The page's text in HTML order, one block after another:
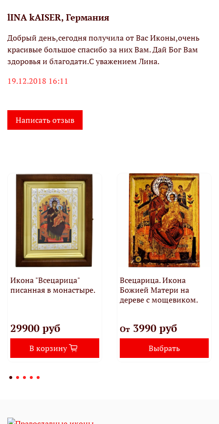
lINA kAISER, Германия
Добрый день,сегодня получила от Вас Иконы,очень
красивые большое спасибо за них Вам. Дай Бог Вам
здоровья и благодати.С уважением Лина.
19.12.2018 16:11
Написать отзыв
Икона "Всецарица"
писанная в монастыре.
29900 руб
В корзину
Всецарица. Икона
Божией Матери на
дереве с мощевиком.
От3990 руб
Выбрать